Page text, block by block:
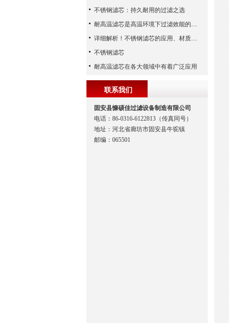
不锈钢滤芯：持久耐用的过滤之选
耐高温滤芯是高温环境下过滤效能的安全守护者
详细解析！不锈钢滤芯的应用、材质以及使用特点
不锈钢滤芯
耐高温滤芯在各大领域中有着广泛应用
联系我们
固安县慷硕佳过滤设备制造有限公司
电话：86-0316-6122813（传真同号）
地址：河北省廊坊市固安县牛驼镇
邮编：065501